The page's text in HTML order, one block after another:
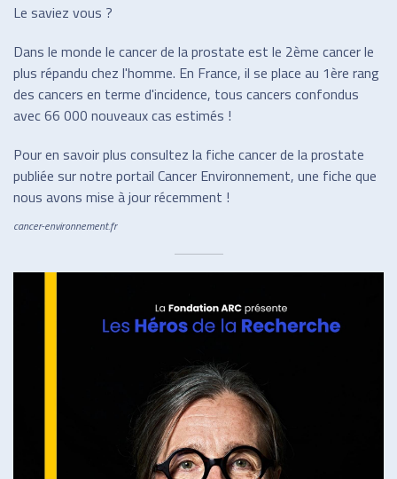
Le saviez vous ?
Dans le monde le cancer de la prostate est le 2ème cancer le
plus répandu chez l'homme. En France, il se place au 1ère rang
des cancers en terme d'incidence, tous cancers confondus
avec 66 000 nouveaux cas estimés !
Pour en savoir plus consultez la fiche cancer de la prostate
publiée sur notre portail Cancer Environnement, une fiche que
nous avons mise à jour récemment !
cancer-environnement.fr